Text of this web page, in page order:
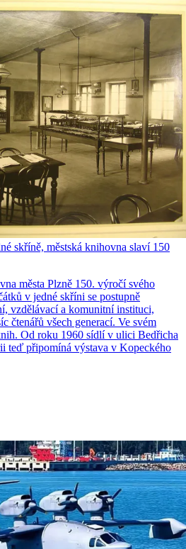
skříně, městská knihovna slaví 150
města Plzně 150. výročí svého
v jedné skříni se postupně
vzdělávací a komunitní instituci,
čtenářů všech generací. Ve svém
Od roku 1960 sídlí v ulici Bedřicha
teď připomíná výstava v Kopeckého